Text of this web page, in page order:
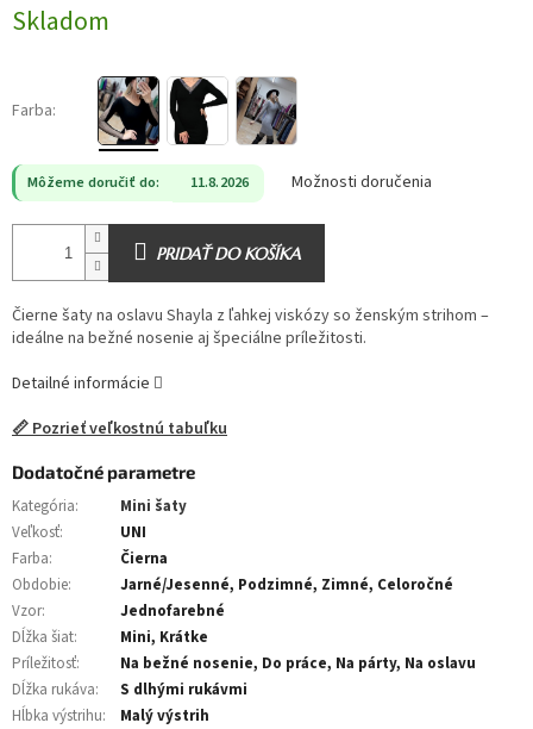
cena:
Skladom
Farba:
Môžeme doručiť do: 11.8.2026 Možnosti doručenia
PRIDAŤ DO KOŠÍKA
Čierne šaty na oslavu Shayla z ľahkej viskózy so ženským strihom –
ideálne na bežné nosenie aj špeciálne príležitosti.
Detailné informácie
📏 Pozrieť veľkostnú tabuľku
Dodatočné parametre
Kategória:
Mini šaty
Veľkosť:
UNI
Farba:
Čierna
Obdobie:
Jarné/Jesenné, Podzimné, Zimné, Celoročné
Vzor:
Jednofarebné
Dĺžka šiat:
Mini, Krátke
Príležitosť:
Na bežné nosenie, Do práce, Na párty, Na oslavu
Dĺžka rukáva:
S dlhými rukávmi
Hĺbka výstrihu:
Malý výstrih